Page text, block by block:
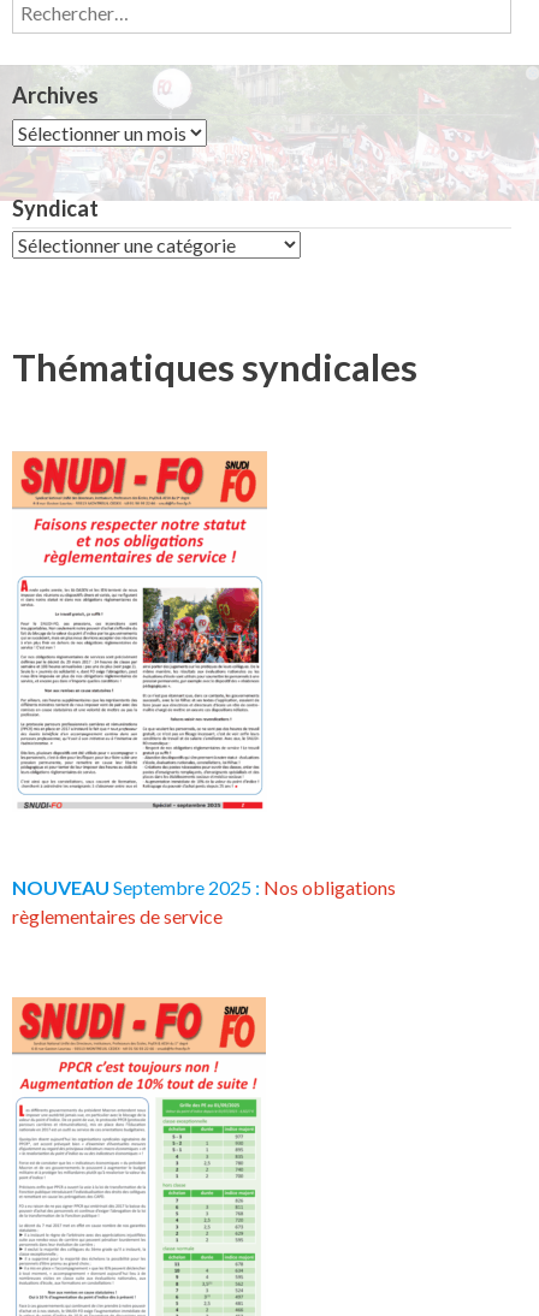
Archives
Archives
Syndicat
Syndicat
Thématiques syndicales
NOUVEAU Septembre 2025 : Nos obligations
règlementaires de service